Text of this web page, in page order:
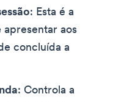
: Esta é a
aos
concluída a
: Controla a